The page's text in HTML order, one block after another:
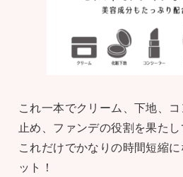
これ一本でクリーム、下地、
止め、ファンデの役割を果た
これだけでかなりの時間短縮
ット！